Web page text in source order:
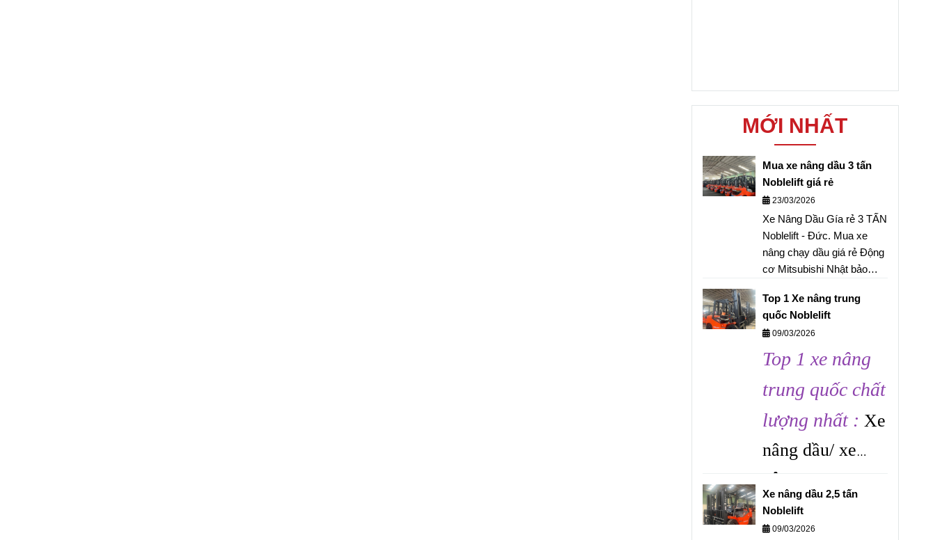
MỚI NHẤT
Mua xe nâng dầu 3 tấn
Noblelift giá rẻ
23/03/2026
Xe Nâng Dầu Gía rẻ 3 TẤN
Noblelift - Đức. Mua xe
nâng chạy dầu giá rẻ Động
cơ Mitsubishi Nhật bảo
Nâng Việt Miền Nam 0868
405519 Ms Trang.
Top 1 Xe nâng trung
quốc Noblelift
09/03/2026
Top 1 xe nâng
trung quốc chất
lượng nhất : Xe
nâng dầu/ xe
nâng
điện Noblelift
chính hãng Gía
Xe nâng dầu 2,5 tấn
Noblelift
09/03/2026